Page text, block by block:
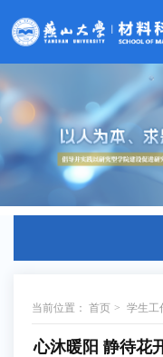
当前位置： 首页 > 学生工
心沐暖阳 静待花